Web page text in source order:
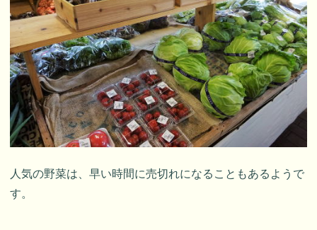
人気の野菜は、早い時間に売切れになることもあるようで
す。